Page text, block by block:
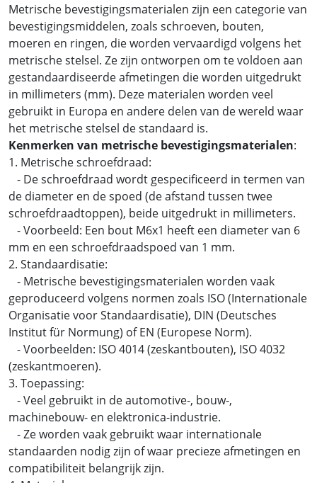
Metrische bevestigingsmaterialen zijn een categorie van
bevestigingsmiddelen, zoals schroeven, bouten,
moeren en ringen, die worden vervaardigd volgens het
metrische stelsel. Ze zijn ontworpen om te voldoen aan
gestandaardiseerde afmetingen die worden uitgedrukt
in millimeters (mm). Deze materialen worden veel
gebruikt in Europa en andere delen van de wereld waar
het metrische stelsel de standaard is.
Kenmerken van metrische bevestigingsmaterialen:
1. Metrische schroefdraad:
- De schroefdraad wordt gespecificeerd in termen van
de diameter en de spoed (de afstand tussen twee
schroefdraadtoppen), beide uitgedrukt in millimeters.
- Voorbeeld: Een bout M6x1 heeft een diameter van 6
mm en een schroefdraadspoed van 1 mm.
2. Standaardisatie:
- Metrische bevestigingsmaterialen worden vaak
geproduceerd volgens normen zoals ISO (Internationale
Organisatie voor Standaardisatie), DIN (Deutsches
Institut für Normung) of EN (Europese Norm).
- Voorbeelden: ISO 4014 (zeskantbouten), ISO 4032
(zeskantmoeren).
3. Toepassing:
- Veel gebruikt in de automotive-, bouw-,
machinebouw- en elektronica-industrie.
- Ze worden vaak gebruikt waar internationale
standaarden nodig zijn of waar precieze afmetingen en
compatibiliteit belangrijk zijn.